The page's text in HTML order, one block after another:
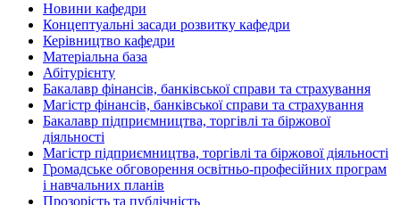
Новини кафедри
Концептуальні засади розвитку кафедри
Керівництво кафедри
Матеріальна база
Абітурієнту
Бакалавр фінансів, банківської справи та страхування
Магістр фінансів, банківської справи та страхування
Бакалавр підприємництва, торгівлі та біржової
діяльності
Магістр підприємництва, торгівлі та біржової діяльності
Громадське обговорення освітньо-професійних програм
і навчальних планів
Прозорість та публічність